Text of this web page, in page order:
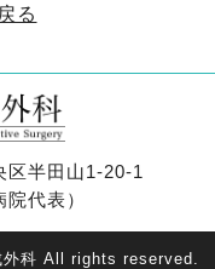
る
区半田山1-20-1
代表）
科 All rights reserved.